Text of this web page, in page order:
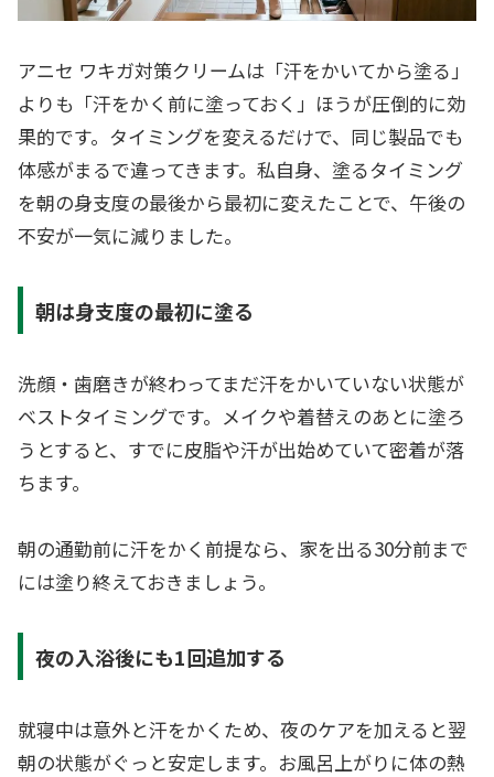
アニセ ワキガ対策クリームは「汗をかいてから塗る」
よりも「汗をかく前に塗っておく」ほうが圧倒的に効
果的です。タイミングを変えるだけで、同じ製品でも
体感がまるで違ってきます。私自身、塗るタイミング
を朝の身支度の最後から最初に変えたことで、午後の
不安が一気に減りました。
朝は身支度の最初に塗る
洗顔・歯磨きが終わってまだ汗をかいていない状態が
ベストタイミングです。メイクや着替えのあとに塗ろ
うとすると、すでに皮脂や汗が出始めていて密着が落
ちます。
朝の通勤前に汗をかく前提なら、家を出る30分前まで
には塗り終えておきましょう。
夜の入浴後にも1回追加する
就寝中は意外と汗をかくため、夜のケアを加えると翌
朝の状態がぐっと安定します。お風呂上がりに体の熱